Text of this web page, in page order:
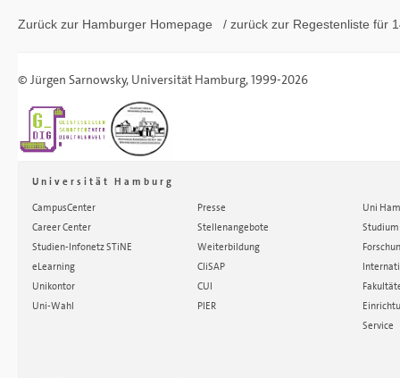
Zurück zur Hamburger Homepage / zurück zur Regestenliste für
© Jürgen Sarnowsky, Universität Hamburg, 1999-2026